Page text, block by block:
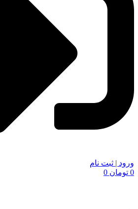
ورود | ثبت نام
0 تومان 0